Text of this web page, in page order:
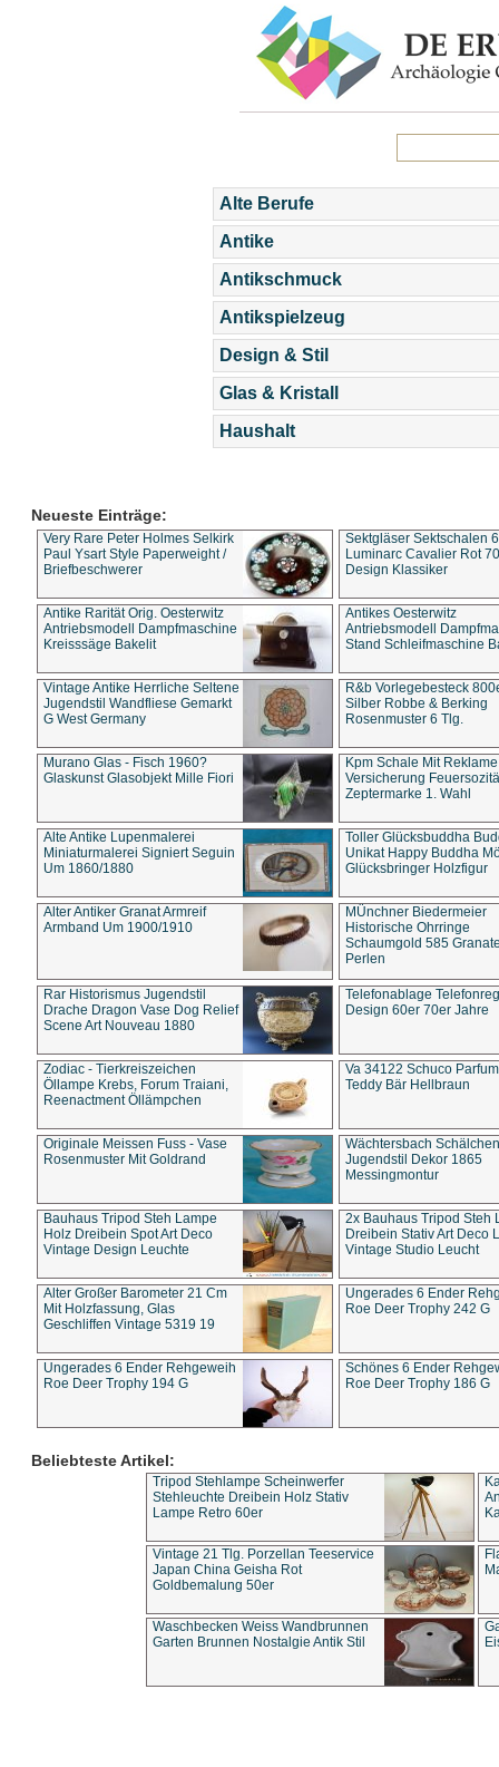
Alte Berufe
Antike
Antikschmuck
Antikspielzeug
Design & Stil
Glas & Kristall
Haushalt
Neueste Einträge:
Very Rare Peter Holmes Selkirk
Paul Ysart Style Paperweight /
Briefbeschwerer
Sektgläser Sektschalen
Luminarc Cavalier Rot
Design Klassiker
Antike Rarität Orig. Oesterwitz
Antriebsmodell Dampfmaschine
Kreisssäge Bakelit
Antikes Oesterwitz
Antriebsmodell
Stand Schleifmaschine
Vintage Antike Herrliche Seltene
Jugendstil Wandfliese Gemarkt
G West Germany
R&b Vorlegebesteck
Silber Robbe & Berking
Rosenmuster 6 Tlg.
Murano Glas - Fisch 1960?
Glaskunst Glasobjekt Mille Fiori
Kpm Schale Mit Reklame
Versicherung
Zeptermarke 1. Wahl
Alte Antike Lupenmalerei
Miniaturmalerei Signiert Seguin
Um 1860/1880
Toller Glücksbuddha
Unikat Happy Buddha
Glücksbringer Holzfigur
Alter Antiker Granat Armreif
Armband Um 1900/1910
MÜnchner Biedermeier
Historische Ohrringe
Schaumgold 585
Perlen
Rar Historismus Jugendstil
Drache Dragon Vase Dog Relief
Scene Art Nouveau 1880
Telefonablage
Design 60er 70er Jahre
Zodiac - Tierkreiszeichen
Öllampe Krebs, Forum Traiani,
Reenactment Öllämpchen
Va 34122 Schuco
Teddy Bär Hellbraun
Originale Meissen Fuss - Vase
Rosenmuster Mit Goldrand
Wächtersbach Schälchen
Jugendstil Dekor 1865
Messingmontur
Bauhaus Tripod Steh Lampe
Holz Dreibein Spot Art Deco
Vintage Design Leuchte
2x Bauhaus Tripod Steh
Dreibein Stativ Art Deco
Vintage Studio Leucht
Alter Großer Barometer 21 Cm
Mit Holzfassung, Glas
Geschliffen Vintage 5319 19
Ungerades 6 Ender
Roe Deer Trophy 242 G
Ungerades 6 Ender Rehgeweih
Roe Deer Trophy 194 G
Schönes 6 Ender
Roe Deer Trophy 186 G
Beliebteste Artikel:
Tripod Stehlampe Scheinwerfer
Stehleuchte Dreibein Holz Stativ
Lampe Retro 60er
Vintage 21 Tlg. Porzellan Teeservice
Japan China Geisha Rot
Goldbemalung 50er
Waschbecken Weiss Wandbrunnen
Garten Brunnen Nostalgie Antik Stil